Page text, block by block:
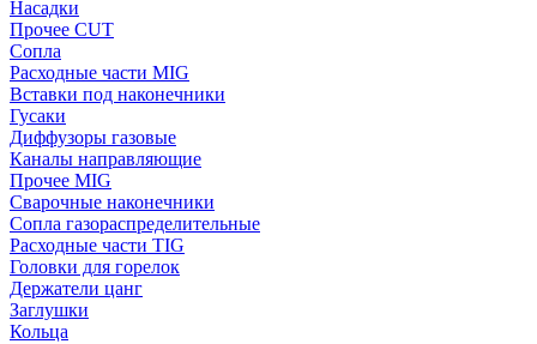
Насадки
Прочее CUT
Сопла
Расходные части MIG
Вставки под наконечники
Гусаки
Диффузоры газовые
Каналы направляющие
Прочее MIG
Сварочные наконечники
Сопла газораспределительные
Расходные части TIG
Головки для горелок
Держатели цанг
Заглушки
Кольца